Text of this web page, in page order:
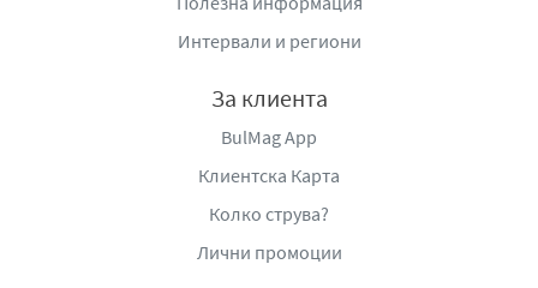
поводи, когато искате да предложите нещо наистина
вкусно и традиционно. Голямата опаковка я прави
за по-големи събития, като барбекюта или семейни
Финосмляна домашна лютеница Deroni
различни вкусове, както и за тези, които ценят
качеството и традицията в храната. Всеки, който обича
Интервали и региони
За клиента
BulMag App
Клиентска Карта
Колко струва?
Лични промоции